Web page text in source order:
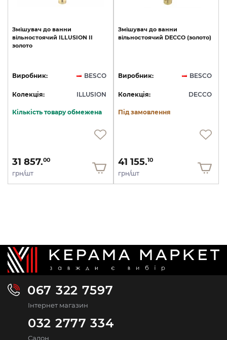
Змішувач до ванни
вільностоячий ILLUSION II
золото
Виробник: BESCO
Колекція: ILLUSION
Кількість товару обмежена
31 857.00
грн/шт
Змішувач до ванни
вільностоячий DECCO (золото)
Виробник: BESCO
Колекція: DECCO
Під замовлення
41 155.10
грн/шт
067 322 7597
Інтернет магазин
032 2777 334
Салон